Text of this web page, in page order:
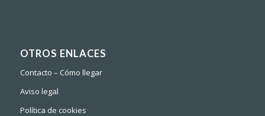
OTROS ENLACES
Contacto – Cómo llegar
Aviso legal
Política de cookies